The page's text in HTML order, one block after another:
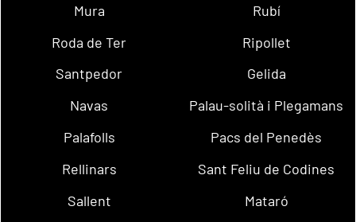
Mura
Rubí
Roda de Ter
Ripollet
Santpedor
Gelida
Navas
Palau-solità i Plegamans
Palafolls
Pacs del Penedès
Rellinars
Sant Feliu de Codines
Sallent
Mataró